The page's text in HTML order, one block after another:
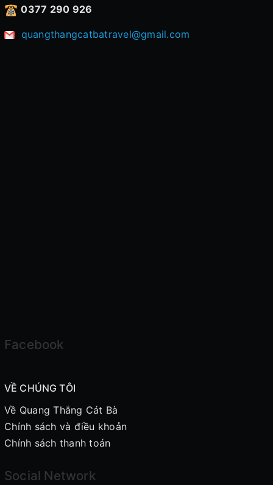
0377 290 926
quangthangcatbatravel@gmail.com
Facebook
VỀ CHÚNG TÔI
Về Quang Thắng Cát Bà
Chính sách và điều khoản
Chính sách thanh toán
Social Network